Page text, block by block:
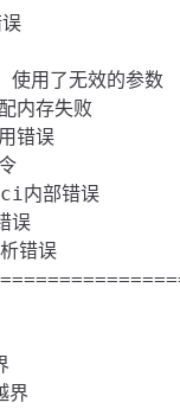
用了无效的参数
存失败
错误
内部错误
误
错误
界